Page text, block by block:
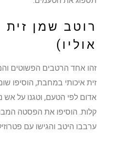
רוטב שמן זית
אוליו)
זהו אחד הרטבים הפשוטים
זית איכותי במחבת, הוסיפו שום
אדום לפי הטעם, וטגנו על אש
קלות. הוסיפו את הפסטה
ערבבו היטב והגישו עם